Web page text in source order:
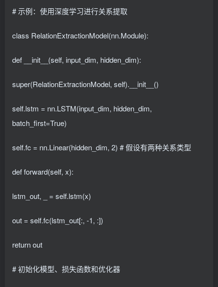
# 示例：使用深度学习进行关系提取
class RelationExtractionModel(nn.Module):
def __init__(self, input_dim, hidden_dim):
super(RelationExtractionModel, self).__init__()
self.lstm = nn.LSTM(input_dim, hidden_dim,
batch_first=True)
self.fc = nn.Linear(hidden_dim, 2) # 假设有两种关系类型
def forward(self, x):
lstm_out, _ = self.lstm(x)
out = self.fc(lstm_out[:, -1, :])
return out
# 初始化模型、损失函数和优化器